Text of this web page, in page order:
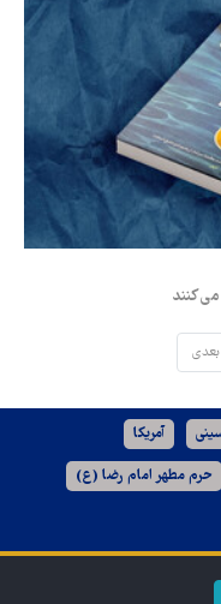
بعدی
آمریکا
حرم مطهر امام رضا (ع)